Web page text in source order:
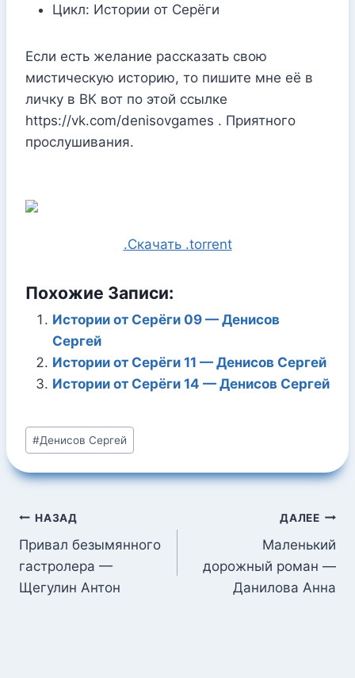
Цикл: Истории от Серёги
Если есть желание рассказать свою
мистическую историю, то пишите мне её в
личку в ВК вот по этой ссылке
https://vk.com/denisovgames . Приятного
прослушивания.
.Скачать .torrent
Похожие Записи:
Истории от Серёги 09 — Денисов
Сергей
Истории от Серёги 11 — Денисов Сергей
Истории от Серёги 14 — Денисов Сергей
Метки
записи:
#Денисов Сергей
Навигация
по
записям
НАЗАД
Привал безымянного
гастролера —
Щегулин Антон
ДАЛЕЕ
Маленький
дорожный роман —
Данилова Анна